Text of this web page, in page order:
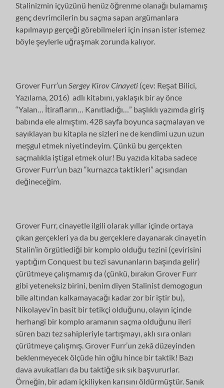
Stalinizmin içyüzünü henüz öğrenme olanağı bulamamış
genç devrimcilerin bu saçma sapan argümanlara
kapılmayıp gerçeği görebilmeleri için insan ister istemez
böyle şeylerle uğraşmak zorunda kalıyor.
Grover Furr’unSergey Kirov Cinayeti (çev: Reşat Bilici,
Yazılama, 2016) adlı kitabını, yaklaşık bir ay önce
“Yalan… İtirafların… Kanıtladığı…” başlıklı yazımda giriş
babında ele almıştım. 428 sayfa boyunca saçmalayan ve
sayıklayan bu kitapla ne sizleri ne de kendimi uzun uzun
meşgul etmek niyetindeyim. Çünkü bu gerçekten
saçmalıkla iştigal etmek olur! Bu yazıda kitaba sadece
Grover Furr’un bazı “kurnazca taktikleri” açısından
değineceğim.
Grover Furr, cinayetle ilgili olarak yıllar içinde ortaya
çıkan gerçekleri ya da bu gerçeklere dayanarak cinayetin
Stalin’in örgütlediği bir komplo olduğu tezini (çevirisini
yaptığım Conquest bu tezi savunanların başında gelir)
çürütmeye çalışmamış da (çünkü, bırakın Grover Furr
gibi yeteneksiz birini, benim diyen Stalinist demogogun
bile altından kalkamayacağı kadar zor bir iştir bu),
Nikolayev’in basit bir tetikçi olduğunu, olayın içinde
herhangi bir komplo aramanın saçma olduğunu ileri
süren bazı tez sahipleriyle tartışmayı, aklı sıra onları
çürütmeye çalışmış. Grover Furr’un zekâ düzeyinden
beklenmeyecek ölçüde hin oğlu hince bir taktik! Bazı
dava avukatları da bu taktiğe sık sık başvururlar.
Örneğin, bir adam içkiliyken karısını öldürmüştür. Sanık